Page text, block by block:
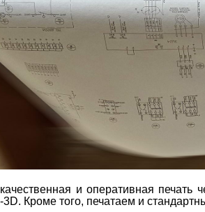
и оперативная печать
Кроме того, печатаем и